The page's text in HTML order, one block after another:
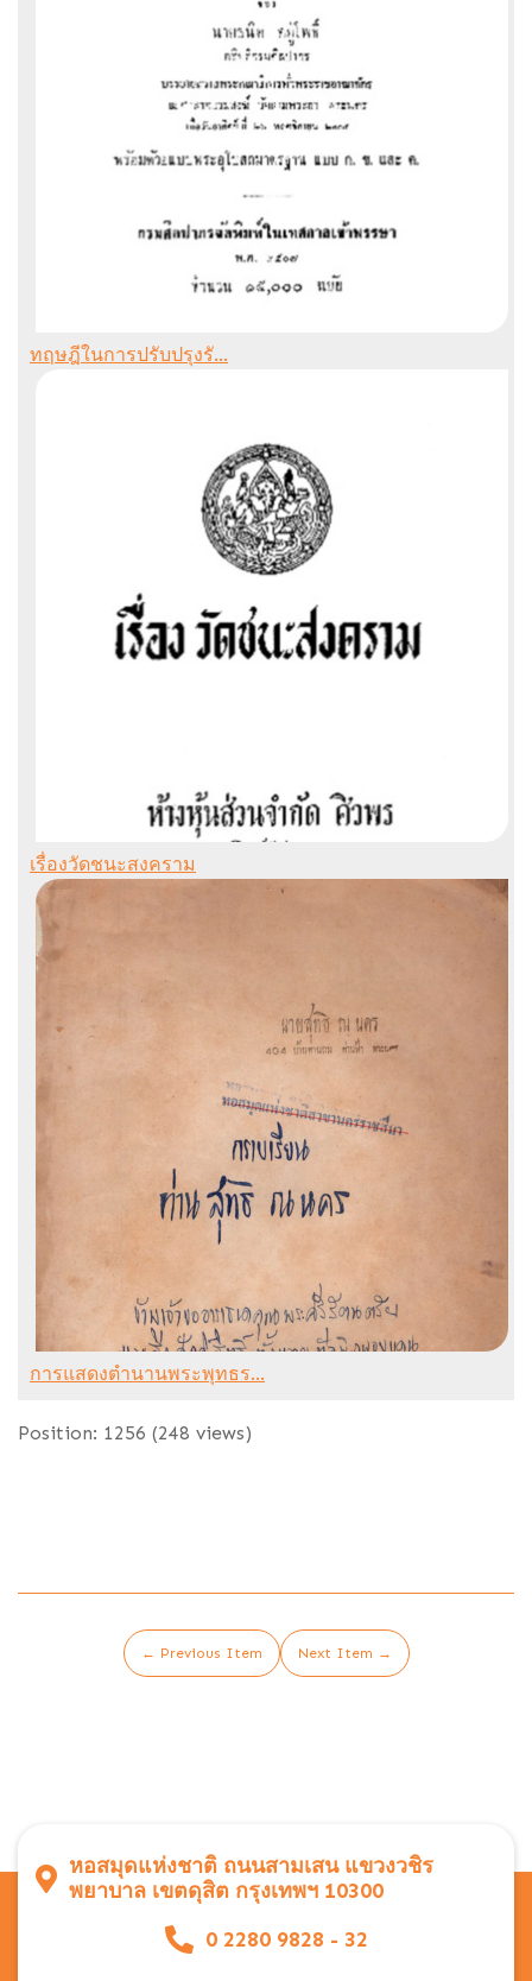
ทฤษฎีในการปรับปรุงรั...
เรื่องวัดชนะสงคราม
การแสดงตำนานพระพุทธร...
Position: 1256 (248 views)
← Previous Item Next Item →
หอสมุดแห่งชาติ ถนนสามเสน แขวงวชิร
พยาบาล เขตดุสิต กรุงเทพฯ 10300
0 2280 9828 - 32